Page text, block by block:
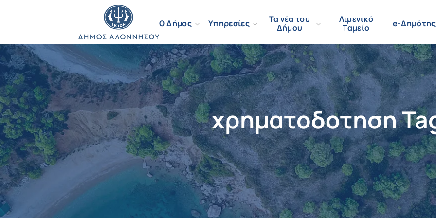
Ο Δήμος Υπηρεσίες
Τα νέα του
Δήμου
Λιμενικό
Ταμείο
e-Δημότης
χρηματοδοτηση